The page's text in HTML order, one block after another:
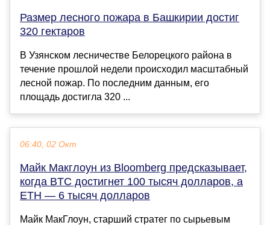
Размер лесного пожара в Башкирии достиг
320 гектаров
В Узянском лесничестве Белорецкого района в
течение прошлой недели происходил масштабный
лесной пожар. По последним данным, его
площадь достигла 320 ...
06:40, 02 Окт
Майк Макглоун из Bloomberg предсказывает,
когда BTC достигнет 100 тысяч долларов, а
ETH — 6 тысяч долларов
Майк МакГлоун, старший стратег по сырьевым